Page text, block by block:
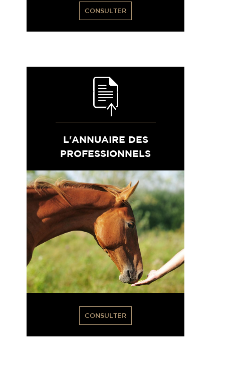
CONSULTER
L'ANNUAIRE DES
PROFESSIONNELS
CONSULTER